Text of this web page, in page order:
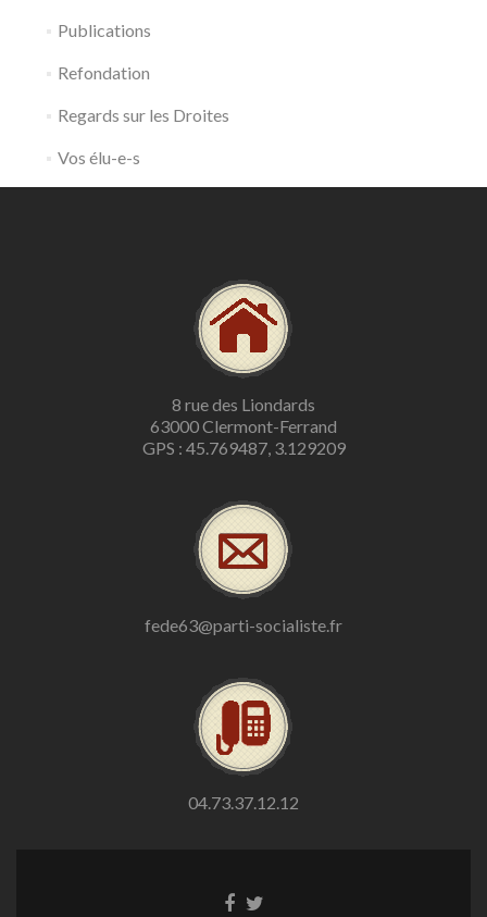
Publications
Refondation
Regards sur les Droites
Vos élu-e-s
8 rue des Liondards
63000 Clermont-Ferrand
GPS : 45.769487, 3.129209
fede63@parti-socialiste.fr
04.73.37.12.12
LienLien